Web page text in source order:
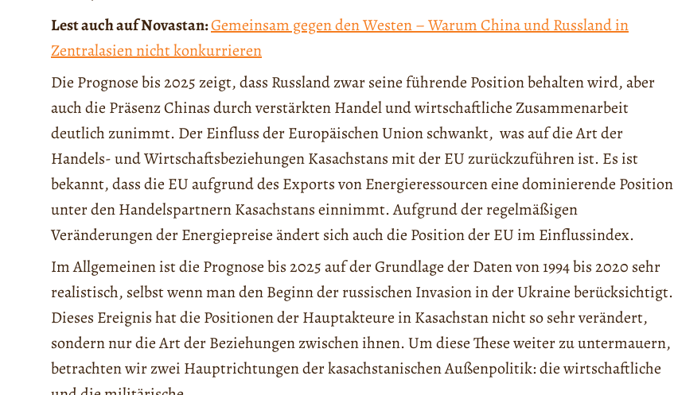
Lest auch auf Novastan:Gemeinsam gegen den Westen – Warum China und Russland in
Zentralasien nicht konkurrieren
Die Prognose bis 2025 zeigt, dass Russland zwar seine führende Position behalten wird, aber
auch die Präsenz Chinas durch verstärkten Handel und wirtschaftliche Zusammenarbeit
deutlich zunimmt. Der Einfluss der Europäischen Union schwankt, was auf die Art der
Handels- und Wirtschaftsbeziehungen Kasachstans mit der EU zurückzuführen ist. Es ist
bekannt, dass die EU aufgrund des Exports von Energieressourcen eine dominierende Position
unter den Handelspartnern Kasachstans einnimmt. Aufgrund der regelmäßigen
Veränderungen der Energiepreise ändert sich auch die Position der EU im Einflussindex.
Im Allgemeinen ist die Prognose bis 2025 auf der Grundlage der Daten von 1994 bis 2020 sehr
realistisch, selbst wenn man den Beginn der russischen Invasion in der Ukraine berücksichtigt.
Dieses Ereignis hat die Positionen der Hauptakteure in Kasachstan nicht so sehr verändert,
sondern nur die Art der Beziehungen zwischen ihnen. Um diese These weiter zu untermauern,
betrachten wir zwei Hauptrichtungen der kasachstanischen Außenpolitik: die wirtschaftliche